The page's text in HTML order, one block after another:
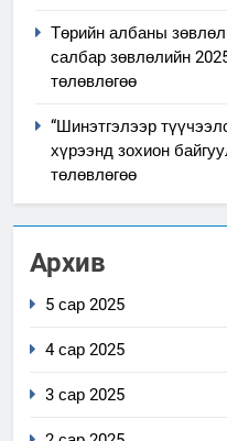
Төрийн албаны
салбар зөвлөлийн
төлөвлөгөө
“Шинэтгэлээр
хүрээнд зохион
төлөвлөгөө
Архив
5 сар 2025
4 сар 2025
3 сар 2025